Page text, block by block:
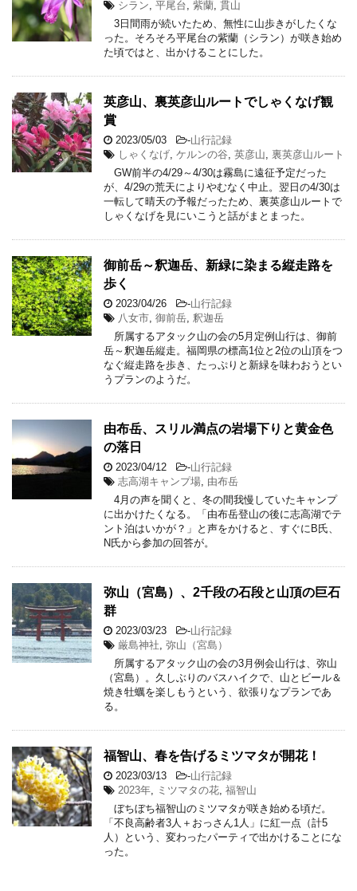
シラン 平尾台 紫蘭 貫山
3日間雨が続いたため、無性に山歩きがしたくな
った。そろそろ平尾台の紫蘭（シラン）が咲き始め
た頃ではと、出かけることにした。
英彦山、裏英彦山ルートでしゃくなげ観
賞
2023/05/03 -山行記録
しゃくなげ ケルンの谷 英彦山
裏英彦山ルート
GW前半の4/29～4/30は霧島に遠征予定だった
が、4/29の荒天によりやむなく中止。翌日の4/30は
一転して晴天の予報だったため、裏英彦山ルートで
しゃくなげを見にいこうと話がまとまった。
御前岳～釈迦岳、新緑に染まる縦走路を
歩く
2023/04/26 -山行記録
八女市 御前岳 釈迦岳
所属するアタック山の会の5月定例山行は、御前
岳～釈迦岳縦走。福岡県の標高1位と2位の山頂をつ
なぐ縦走路を歩き、たっぷりと新緑を味わおうとい
うプランのようだ。
由布岳、スリル満点の岩場下りと黄金色
の落日
2023/04/12 -山行記録
志高湖キャンプ場 由布岳
4月の声を聞くと、冬の間我慢していたキャンプ
に出かけたくなる。「由布岳登山の後に志高湖でテ
ント泊はいかが？」と声をかけると、すぐにB氏、
N氏から参加の回答が。
弥山（宮島）、2千段の石段と山頂の巨石
群
2023/03/23 -山行記録
厳島神社 弥山（宮島）
所属するアタック山の会の3月例会山行は、弥山
（宮島）。久しぶりのバスハイクで、山とビール＆
焼き牡蠣を楽しもうという、欲張りなプランであ
る。
福智山、春を告げるミツマタが開花！
2023/03/13 -山行記録
2023年
ミツマタの花 福智山
ぼちぼち福智山のミツマタが咲き始める頃だ。
「不良高齢者3人＋おっさん1人」に紅一点（計5
人）という、変わったパーティで出かけることにな
った。